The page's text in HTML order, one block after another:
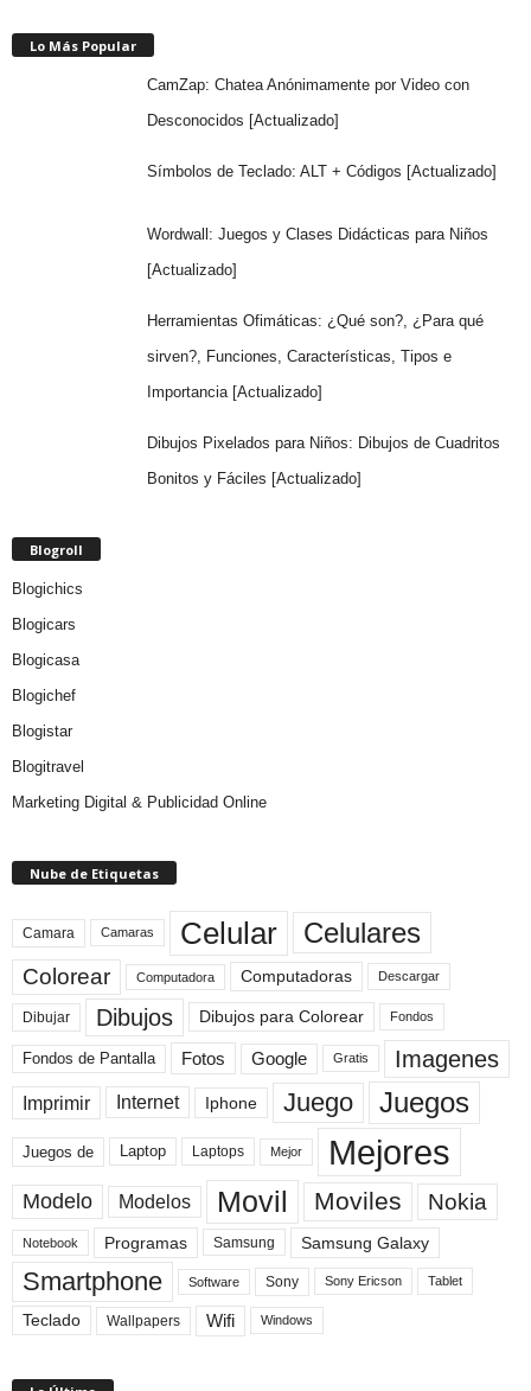
Lo Más Popular
CamZap: Chatea Anónimamente por Video con
Desconocidos [Actualizado]
Símbolos de Teclado: ALT + Códigos [Actualizado]
Wordwall: Juegos y Clases Didácticas para Niños
[Actualizado]
Herramientas Ofimáticas: ¿Qué son?, ¿Para qué
sirven?, Funciones, Características, Tipos e
Importancia [Actualizado]
Dibujos Pixelados para Niños: Dibujos de Cuadritos
Bonitos y Fáciles [Actualizado]
Blogroll
Blogichics
Blogicars
Blogicasa
Blogichef
Blogistar
Blogitravel
Marketing Digital & Publicidad Online
Nube de Etiquetas
Camara Camaras Celular Celulares
Colorear Computadora Computadoras Descargar
Dibujar Dibujos Dibujos para Colorear Fondos
Fondos de Pantalla Fotos Google Gratis Imagenes
Imprimir Internet Iphone Juego Juegos
Juegos de Laptop Laptops Mejor Mejores
Modelo Modelos Movil Moviles Nokia
Notebook Programas Samsung Samsung Galaxy
Smartphone Software Sony Sony Ericson Tablet
Teclado Wallpapers Wifi Windows